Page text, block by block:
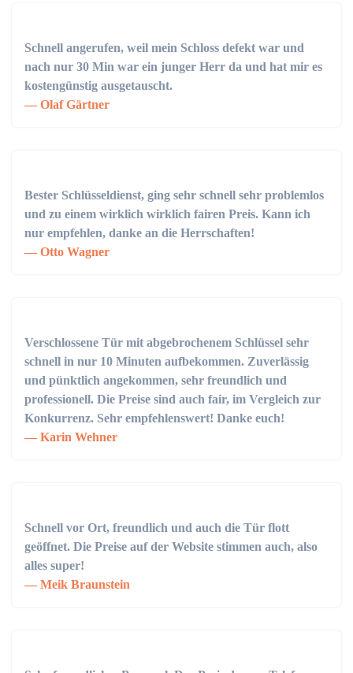
Schnell angerufen, weil mein Schloss defekt war und
nach nur 30 Min war ein junger Herr da und hat mir es
kostengünstig ausgetauscht.
Olaf Gärtner
Bester Schlüsseldienst, ging sehr schnell sehr problemlos
und zu einem wirklich wirklich fairen Preis. Kann ich
nur empfehlen, danke an die Herrschaften!
Otto Wagner
Verschlossene Tür mit abgebrochenem Schlüssel sehr
schnell in nur 10 Minuten aufbekommen. Zuverlässig
und pünktlich angekommen, sehr freundlich und
professionell. Die Preise sind auch fair, im Vergleich zur
Konkurrenz. Sehr empfehlenswert! Danke euch!
Karin Wehner
Schnell vor Ort, freundlich und auch die Tür flott
geöffnet. Die Preise auf der Website stimmen auch, also
alles super!
Meik Braunstein